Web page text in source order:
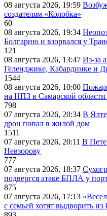
08 августа 2026, 19:59
создателям «Колобка»
60
08 августа 2026, 19:34
Болгарию и взорвался у
121
08 августа 2026, 13:47 Из-за
Геленджике, Кабардинке и
1544
08 августа 2026, 10:00
на НПЗ в Самарской
798
07 августа 2026, 20:34 В
дрон попал в жилой дом
1511
07 августа 2026, 20:11 В
Невзорову
777
07 августа 2026, 18:37
подвергся атаке БПЛА у
875
07 августа 2026, 17:13
с семьей хотят выдворить из